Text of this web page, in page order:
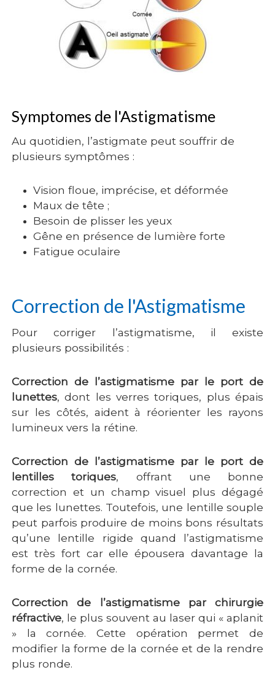
Symptomes de l'Astigmatisme
Au quotidien, l’astigmate peut souffrir de
plusieurs symptômes :
Vision floue, imprécise, et déformée
Maux de tête ;
Besoin de plisser les yeux
Gêne en présence de lumière forte
Fatigue oculaire
Correction de l'Astigmatisme
Pour corriger l’astigmatisme, il existe
plusieurs possibilités :
Correction de l’astigmatisme par le port de
lunettes, dont les verres toriques, plus épais
sur les côtés, aident à réorienter les rayons
lumineux vers la rétine.
Correction de l’astigmatisme par le port de
lentilles toriques, offrant une bonne
correction et un champ visuel plus dégagé
que les lunettes. Toutefois, une lentille souple
peut parfois produire de moins bons résultats
qu’une lentille rigide quand l’astigmatisme
est très fort car elle épousera davantage la
forme de la cornée.
Correction de l’astigmatisme par chirurgie
réfractive, le plus souvent au laser qui « aplanit
» la cornée. Cette opération permet de
modifier la forme de la cornée et de la rendre
plus ronde.